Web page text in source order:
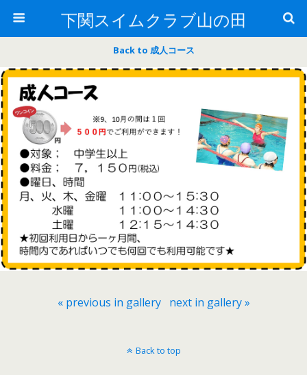
下関スイムクラブ山の田
Back to 成人コース
« previous in gallery next in gallery »
Back to top